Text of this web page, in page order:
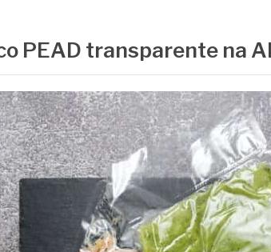
PEAD transparente na